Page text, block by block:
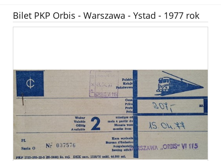
Bilet PKP Orbis - Warszawa - Ystad - 1977 rok